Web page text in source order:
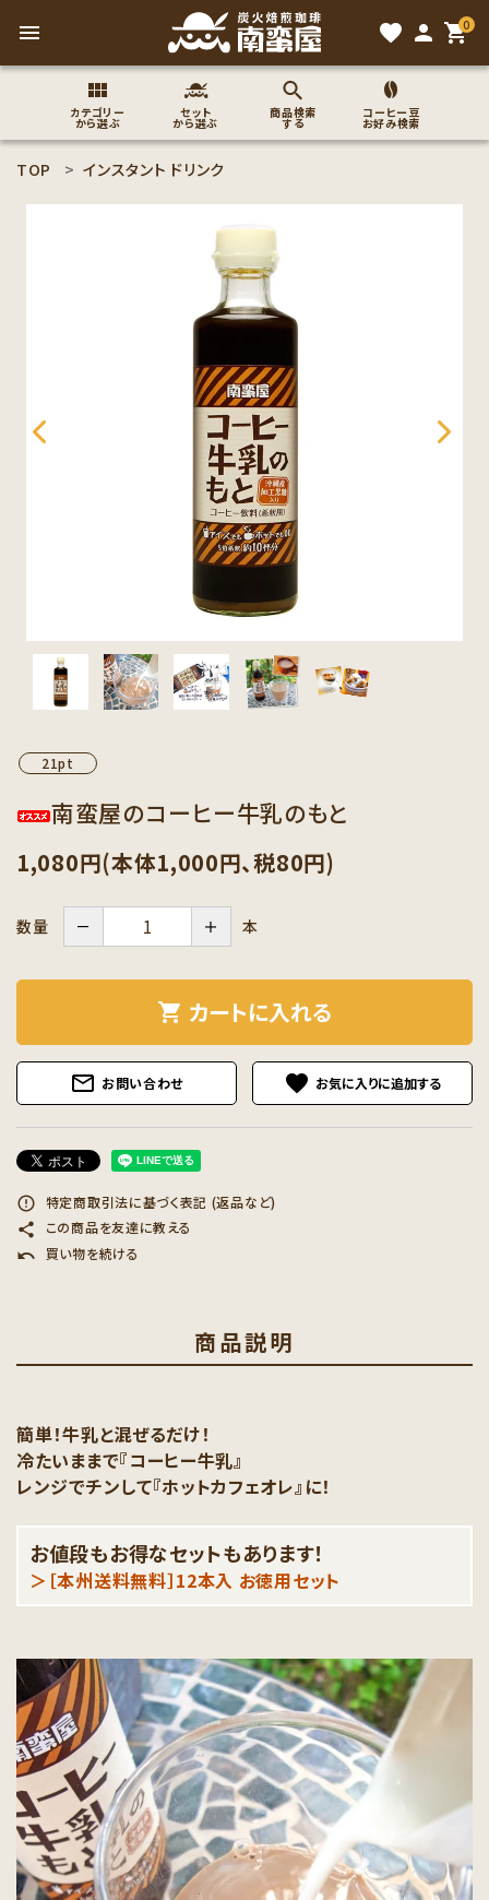
menu favorite person 0
shopping_cart
カテゴリー
から選ぶ
セット
から選ぶ
商品検索
する
コーヒー豆
お好み検索
インフォメーション
TOP インスタント ドリンク
21pt
南蛮屋のコーヒー牛乳のもと
1,080円(本体1,000円、税80円)
数量 － ＋ 本
shopping_cart カートに入れる
mail_outline お問い合わせ favorite
error_outline 特定商取引法に基づく表記 (返品など)
share この商品を友達に教える
undo 買い物を続ける
商品説明
簡単！牛乳と混ぜるだけ！
冷たいままで『コーヒー牛乳』
レンジでチンして『ホットカフェオレ』に！
お値段もお得なセットもあります！
＞［本州送料無料］12本入 お徳用セット